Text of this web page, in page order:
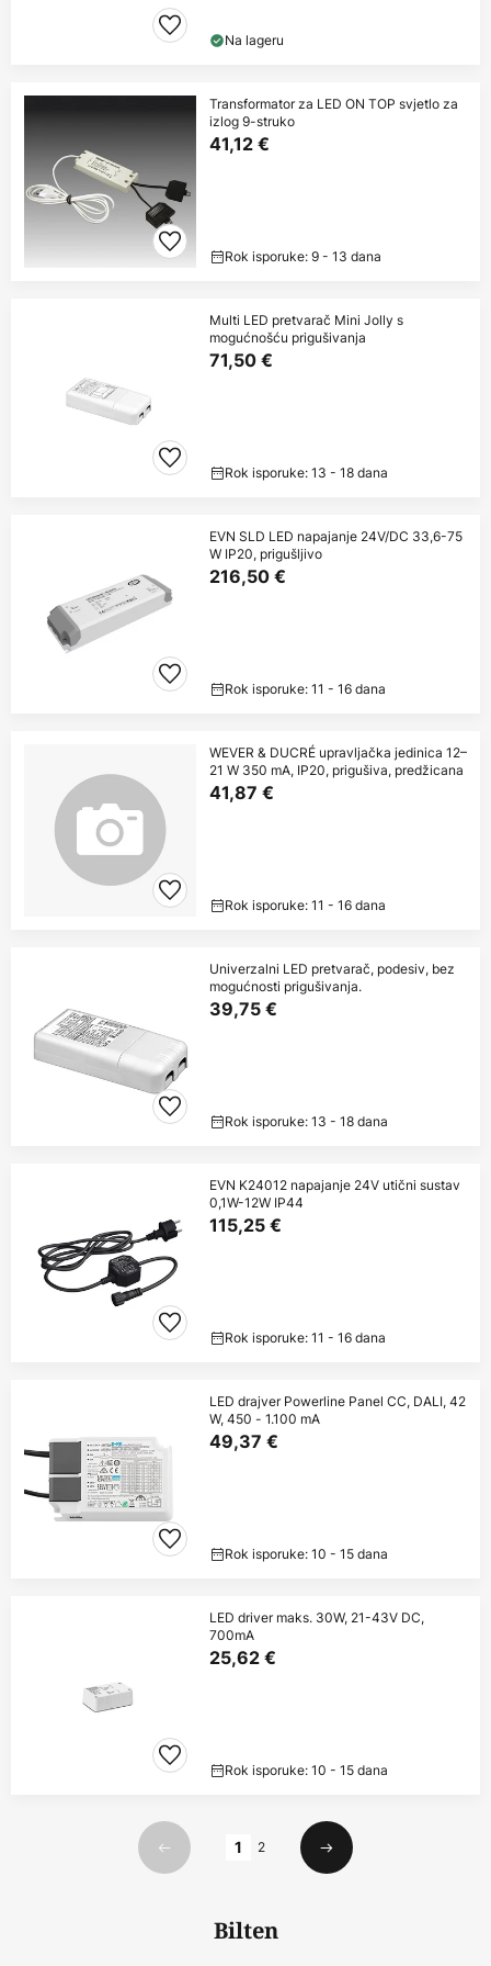
Na lageru
Transformator za LED ON TOP svjetlo za
izlog 9-struko
41,12 €
Rok isporuke: 9 - 13 dana
Multi LED pretvarač Mini Jolly s
mogućnošću prigušivanja
71,50 €
Rok isporuke: 13 - 18 dana
EVN SLD LED napajanje 24V/DC 33,6-75
W IP20, prigušljivo
216,50 €
Rok isporuke: 11 - 16 dana
WEVER & DUCRÉ upravljačka jedinica 12–
21 W 350 mA, IP20, prigušiva, predžicana
41,87 €
Rok isporuke: 11 - 16 dana
Univerzalni LED pretvarač, podesiv, bez
mogućnosti prigušivanja.
39,75 €
Rok isporuke: 13 - 18 dana
EVN K24012 napajanje 24V utični sustav
0,1W-12W IP44
115,25 €
Rok isporuke: 11 - 16 dana
LED drajver Powerline Panel CC, DALI, 42
W, 450 - 1.100 mA
49,37 €
Rok isporuke: 10 - 15 dana
LED driver maks. 30W, 21-43V DC,
700mA
25,62 €
Rok isporuke: 10 - 15 dana
Prethodno
1 2
Sljedeći
Bilten